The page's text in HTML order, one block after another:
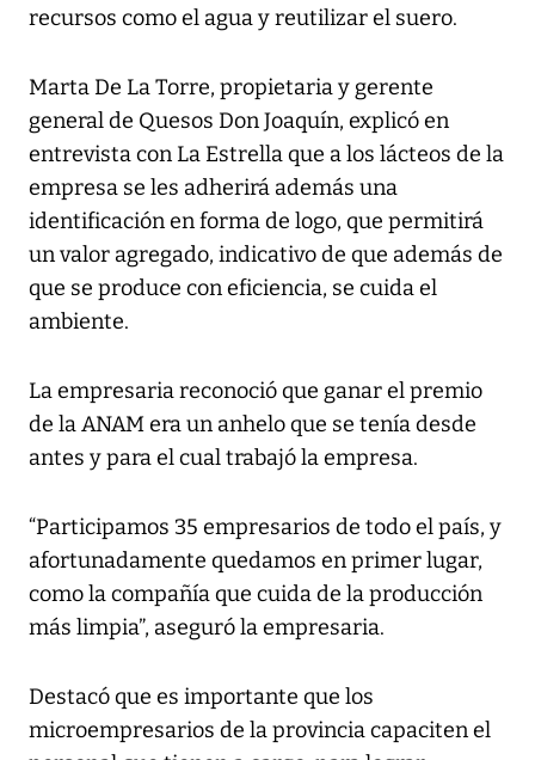
recursos como el agua y reutilizar el suero.
Marta De La Torre, propietaria y gerente
general de Quesos Don Joaquín, explicó en
entrevista con La Estrella que a los lácteos de la
empresa se les adherirá además una
identificación en forma de logo, que permitirá
un valor agregado, indicativo de que además de
que se produce con eficiencia, se cuida el
ambiente.
La empresaria reconoció que ganar el premio
de la ANAM era un anhelo que se tenía desde
antes y para el cual trabajó la empresa.
“Participamos 35 empresarios de todo el país, y
afortunadamente quedamos en primer lugar,
como la compañía que cuida de la producción
más limpia”, aseguró la empresaria.
Destacó que es importante que los
microempresarios de la provincia capaciten el